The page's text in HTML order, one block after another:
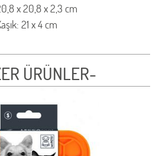
x 20,8 x 2,3 cm
21 x 4 cm
ÜRÜNLER-